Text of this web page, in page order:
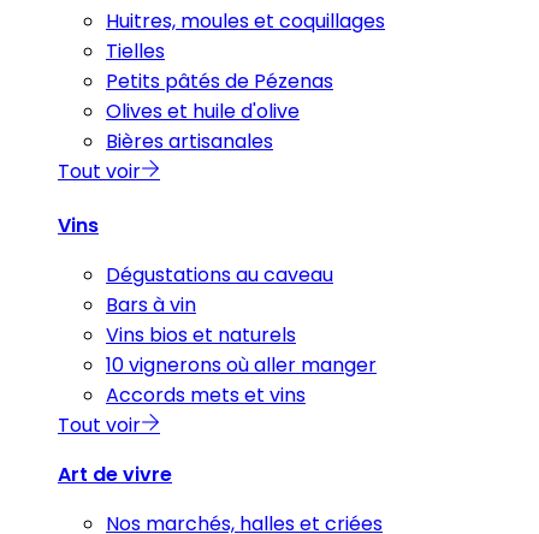
Huitres, moules et coquillages
Tielles
Petits pâtés de Pézenas
Olives et huile d'olive
Bières artisanales
Tout voir
Vins
Dégustations au caveau
Bars à vin
Vins bios et naturels
10 vignerons où aller manger
Accords mets et vins
Tout voir
Art de vivre
Nos marchés, halles et criées